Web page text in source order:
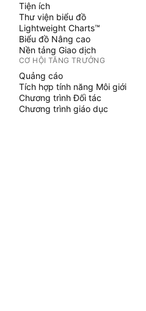
Tiện ích
Thư viện biểu đồ
Lightweight Charts™
Biểu đồ Nâng cao
Nền tảng Giao dịch
CƠ HỘI TĂNG TRƯỞNG
Quảng cáo
Tích hợp tính năng Môi giới
Chương trình Đối tác
Chương trình giáo dục